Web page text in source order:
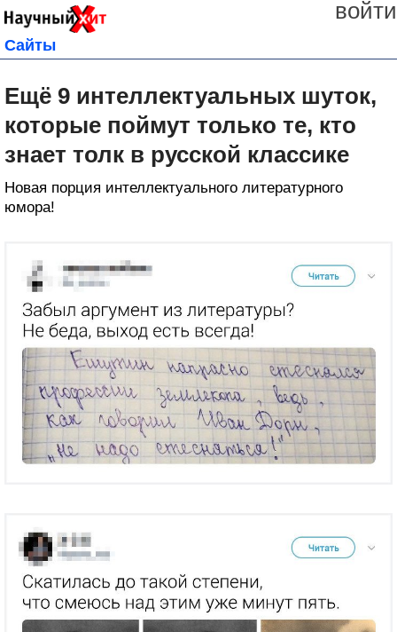
войти
Сайты
Ещё 9 интеллектуальных шуток,
которые поймут только те, кто
знает толк в русской классике
Новая порция интеллектуального литературного
юмора!